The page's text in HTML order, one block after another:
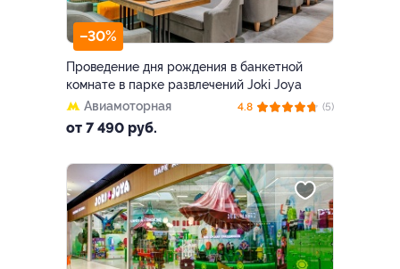
–30%
Проведение дня рождения в банкетной
комнате в парке развлечений Joki Joya
Авиамоторная
от 7 490 руб.
4.8 (5)